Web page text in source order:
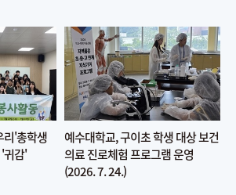
리'총학생
귀감'
예수대학교, 구이초 학생 대상 보건
의료 진로체험 프로그램 운영
(2026. 7. 24.)